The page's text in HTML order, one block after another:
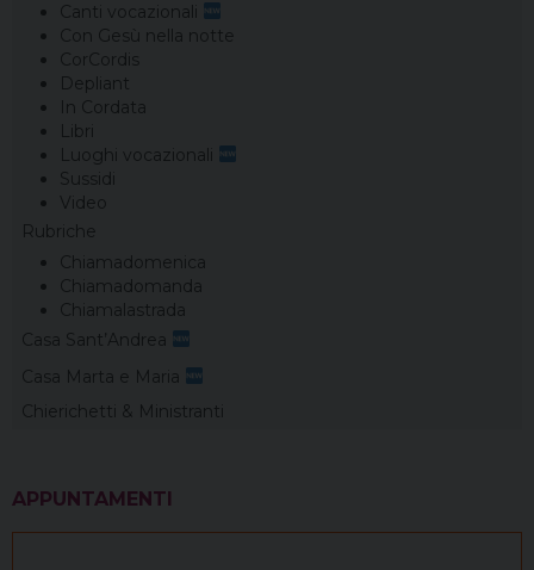
Canti vocazionali
Con Gesù nella notte
CorCordis
Depliant
In Cordata
Libri
Luoghi vocazionali
Sussidi
Video
Rubriche
Chiamadomenica
Chiamadomanda
Chiamalastrada
Casa Sant’Andrea
Casa Marta e Maria
Chierichetti & Ministranti
APPUNTAMENTI